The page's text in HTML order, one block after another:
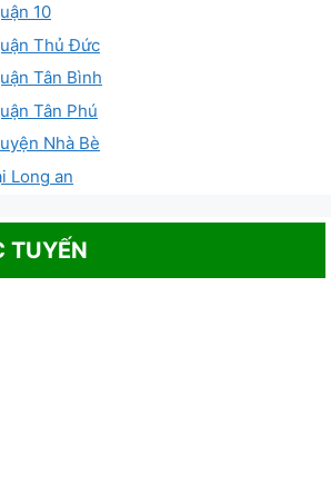
10
Thủ Đức
Tân Bình
Tân Phú
Nhà Bè
Long an
TUYẾN